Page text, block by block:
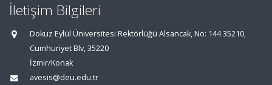
İletişim Bilgileri
Dokuz Eylül Üniversitesi Rektörlüğü Alsancak, No: 144 35210,
Cumhuriyet Blv, 35220
İzmir/Konak
avesis@deu.edu.tr